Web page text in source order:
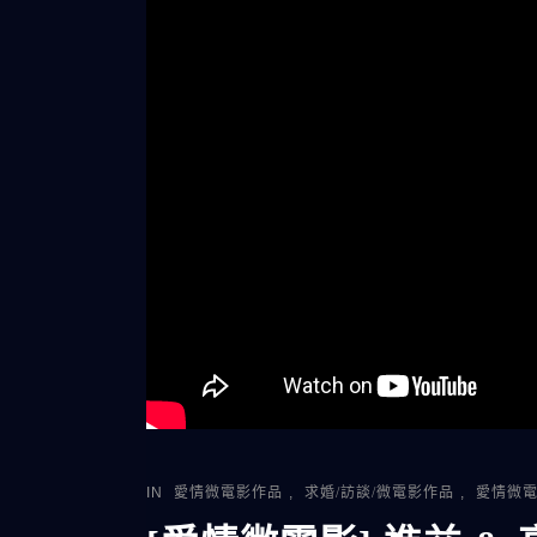
IN 愛情微電影作品 , 求婚/訪談/微電影作品 , 愛情微